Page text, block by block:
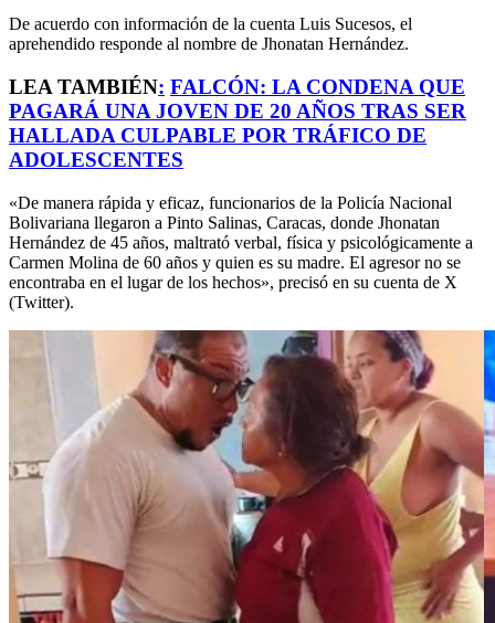
De acuerdo con información de la cuenta Luis Sucesos, el
aprehendido responde al nombre de Jhonatan Hernández.
LEA TAMBIÉN: FALCÓN: LA CONDENA QUE
PAGARÁ UNA JOVEN DE 20 AÑOS TRAS SER
HALLADA CULPABLE POR TRÁFICO DE
ADOLESCENTES
«De manera rápida y eficaz, funcionarios de la Policía Nacional
Bolivariana llegaron a Pinto Salinas, Caracas, donde Jhonatan
Hernández de 45 años, maltrató verbal, física y psicológicamente a
Carmen Molina de 60 años y quien es su madre. El agresor no se
encontraba en el lugar de los hechos», precisó en su cuenta de X
(Twitter).